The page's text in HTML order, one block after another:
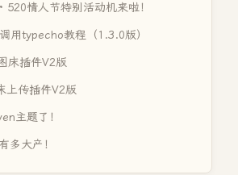
520情人节特别活动机来啦！
用typecho教程（1.3.0版）
床插件V2版
上传插件V2版
主题了！
多大产！